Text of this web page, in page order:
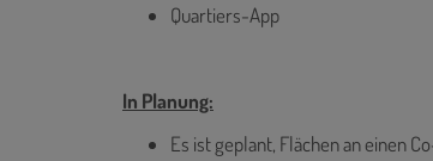
Quartiers-App
In Planung:
Es ist geplant, Flächen an einen